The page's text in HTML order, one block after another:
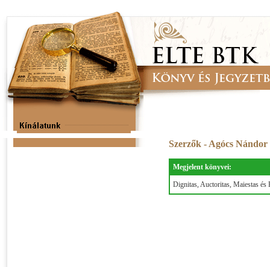
Szerzők - Agócs Nándor
Megjelent könyvei:
Dignitas, Auctoritas, Maiestas és